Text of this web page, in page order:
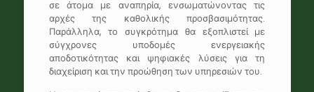
σε άτομα με αναπηρία, ενσωματώνοντας τις
αρχές της καθολικής προσβασιμότητας.
Παράλληλα, το συγκρότημα θα εξοπλιστεί με
σύγχρονες υποδομές ενεργειακής
αποδοτικότητας και ψηφιακές λύσεις για τη
διαχείριση και την προώθηση των υπηρεσιών του.